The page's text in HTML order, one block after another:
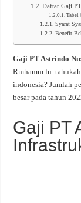
Daftar Gaji
Tabel
Syarat
Benefit
Gaji PT Astrindo
Rmhamm.lu
indonesia? Jumlah
besar pada tahun
Gaji PT